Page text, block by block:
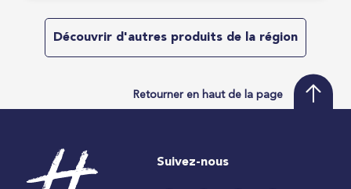
Découvrir d'autres produits de la région
Retourner en haut de la page
Suivez-nous